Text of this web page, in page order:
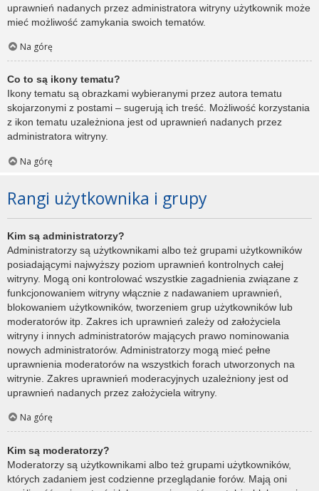
uprawnień nadanych przez administratora witryny użytkownik może
mieć możliwość zamykania swoich tematów.
Na górę
Co to są ikony tematu?
Ikony tematu są obrazkami wybieranymi przez autora tematu
skojarzonymi z postami – sugerują ich treść. Możliwość korzystania
z ikon tematu uzależniona jest od uprawnień nadanych przez
administratora witryny.
Na górę
Rangi użytkownika i grupy
Kim są administratorzy?
Administratorzy są użytkownikami albo też grupami użytkowników
posiadającymi najwyższy poziom uprawnień kontrolnych całej
witryny. Mogą oni kontrolować wszystkie zagadnienia związane z
funkcjonowaniem witryny włącznie z nadawaniem uprawnień,
blokowaniem użytkowników, tworzeniem grup użytkowników lub
moderatorów itp. Zakres ich uprawnień zależy od założyciela
witryny i innych administratorów mających prawo nominowania
nowych administratorów. Administratorzy mogą mieć pełne
uprawnienia moderatorów na wszystkich forach utworzonych na
witrynie. Zakres uprawnień moderacyjnych uzależniony jest od
uprawnień nadanych przez założyciela witryny.
Na górę
Kim są moderatorzy?
Moderatorzy są użytkownikami albo też grupami użytkowników,
których zadaniem jest codzienne przeglądanie forów. Mają oni